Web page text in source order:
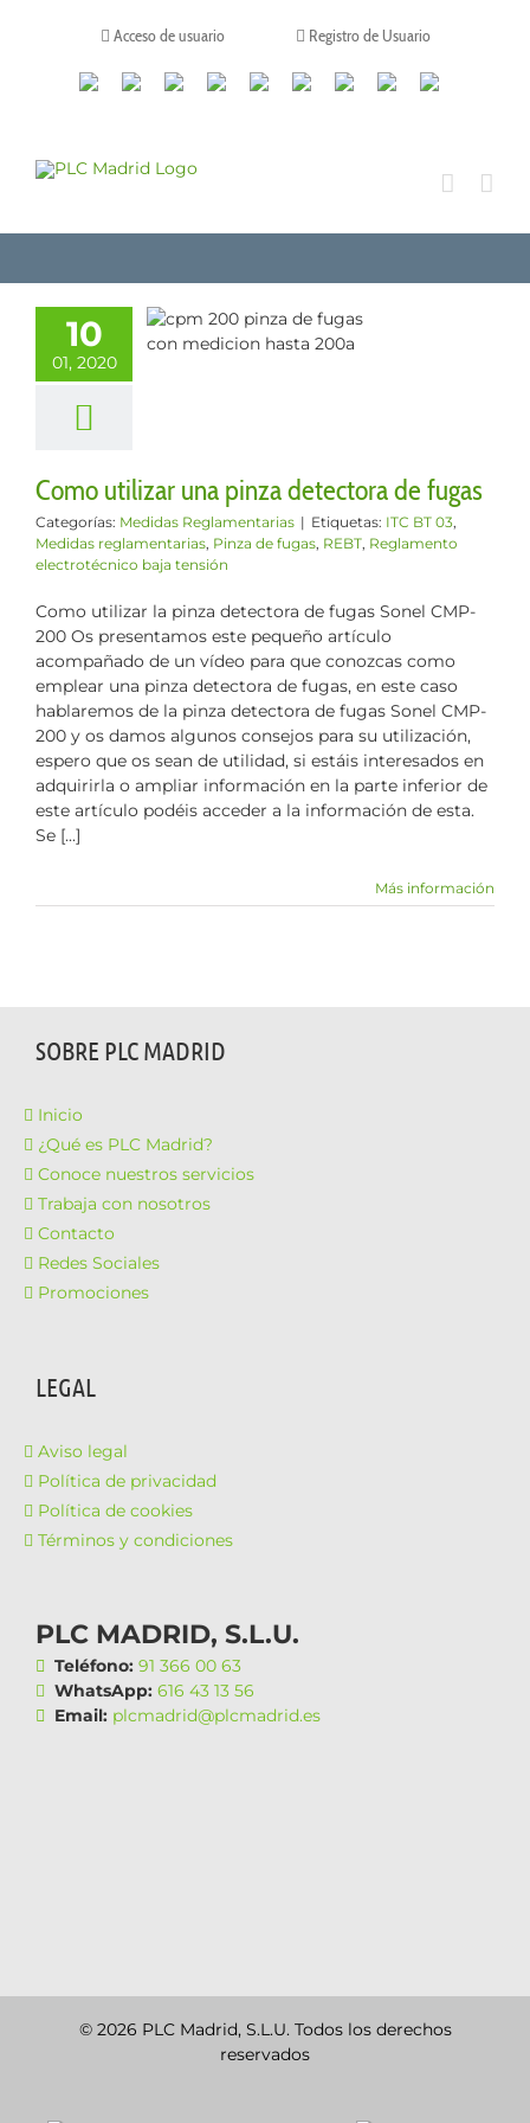
Acceso de usuario Registro de Usuario
CanalesLinkedinYoutubeTiktokFacebookInstagram
X TwitchContacto
10
01, 2020
utilizar una
de
fugas
Como utilizar una pinza detectora de fugas
Categorías: Medidas Reglamentarias | Etiquetas: ITC BT 03,
Medidas reglamentarias, Pinza de fugas, REBT, Reglamento
electrotécnico baja tensión
Como utilizar la pinza detectora de fugas Sonel CMP-
200 Os presentamos este pequeño artículo
acompañado de un vídeo para que conozcas como
emplear una pinza detectora de fugas, en este caso
hablaremos de la pinza detectora de fugas Sonel CMP-
200 y os damos algunos consejos para su utilización,
espero que os sean de utilidad, si estáis interesados en
adquirirla o ampliar información en la parte inferior de
este artículo podéis acceder a la información de esta.
Se [...]
Más información
SOBRE PLC MADRID
Inicio
¿Qué es PLC Madrid?
Conoce nuestros servicios
Trabaja con nosotros
Contacto
Redes Sociales
Promociones
LEGAL
Aviso legal
Política de privacidad
Política de cookies
Términos y condiciones
PLC MADRID, S.L.U.
Teléfono: 91 366 00 63
WhatsApp: 616 43 13 56
Email: plcmadrid@plcmadrid.es
© 2026 PLC Madrid, S.L.U. Todos los derechos
reservados